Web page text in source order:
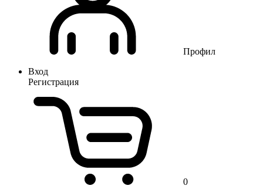
Профил
Вход
Регистрация
0